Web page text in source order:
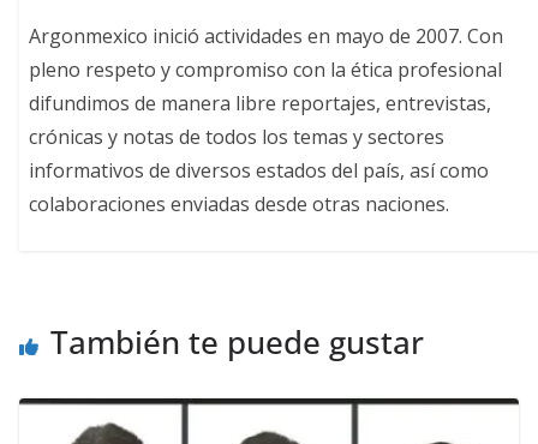
Argonmexico inició actividades en mayo de 2007. Con
pleno respeto y compromiso con la ética profesional
difundimos de manera libre reportajes, entrevistas,
crónicas y notas de todos los temas y sectores
informativos de diversos estados del país, así como
colaboraciones enviadas desde otras naciones.
También te puede gustar